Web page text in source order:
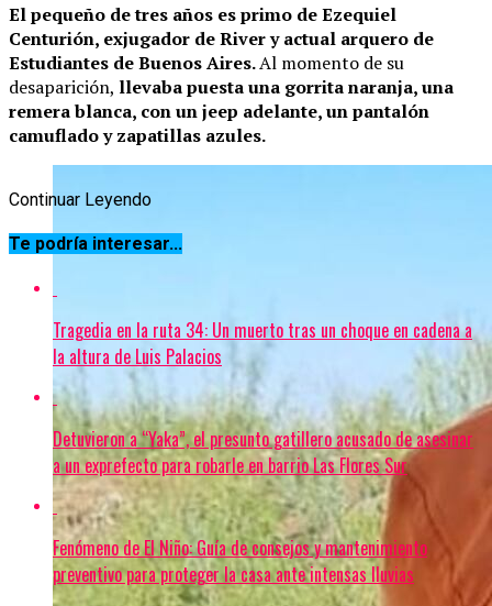
El pequeño de tres años es primo de Ezequiel
Centurión, exjugador de River y actual arquero de
Estudiantes de Buenos Aires.Al momento de su
desaparición, llevaba puesta una gorrita naranja, una
remera blanca, con un jeep adelante, un pantalón
camuflado y zapatillas azules.
Continuar Leyendo
Te podría interesar...
Tragedia en la ruta 34: Un muerto tras un choque en cadena a
la altura de Luis Palacios
Detuvieron a “Yaka”, el presunto gatillero acusado de asesinar
a un exprefecto para robarle en barrio Las Flores Sur
Fenómeno de El Niño: Guía de consejos y mantenimiento
preventivo para proteger la casa ante intensas lluvias